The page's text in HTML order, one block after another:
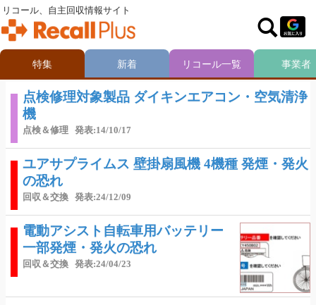
点検修理対象製品 ダイキンエアコン・空気清浄
機
点検＆修理 発表:14/10/17
ユアサプライムス 壁掛扇風機 4機種 発煙・発火
の恐れ
回収＆交換 発表:24/12/09
電動アシスト自転車用バッテリー
一部発煙・発火の恐れ
回収＆交換 発表:24/04/23
リコール、自主回収情報サイト
特集 新着 リコール一覧 事業者